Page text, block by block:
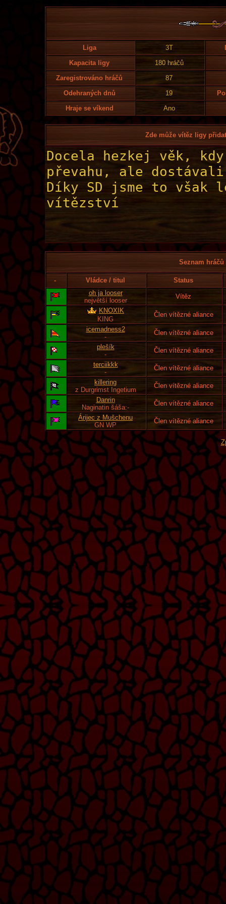
Liga 3T
Kapacita ligy
180 hráčů
Zaregistrováno hráčů
87
Odehraných dnů
19
Hraje se víkend
Ano
Zde může vítěz ligy
Seznam
- Vládce / titul
Status
oh ja looser
největší looser
Vítěz
KNOXIK
KING
Člen vítězné aliance
icemadness2
-
Člen vítězné aliance
plešík
-
Člen vítězné aliance
terciikkk
-
Člen vítězné aliance
killering
z Durgrimst Ingetium
Člen vítězné aliance
Danrin
Naginatin šáša:-
Člen vítězné aliance
Árijec z Mušchenu
GN WP
Člen vítězné aliance